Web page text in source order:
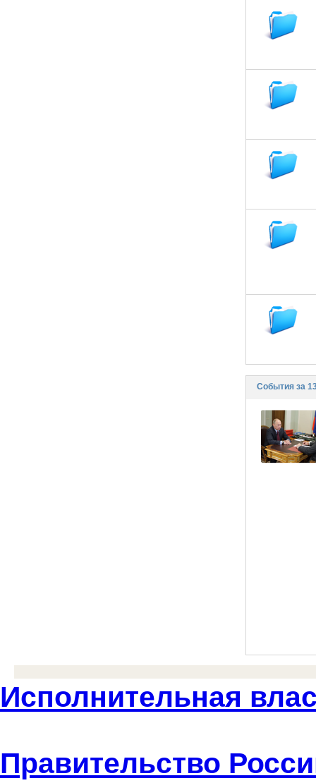
События за
Исполнительная
Правительство